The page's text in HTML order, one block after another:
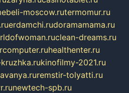
moscow.rutermomur.ru
erdamchi.rudoramamama.ru
clean-dreams.ru
healthenter.ru
kinofilmy-2021.ru
remstir-tolyatti.ru
newtech-spb.ru